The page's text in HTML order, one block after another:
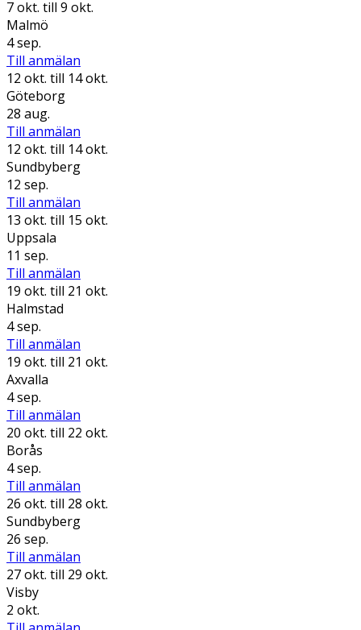
7 okt. till 9 okt.
Malmö
4 sep.
Till anmälan
12 okt. till 14 okt.
Göteborg
28 aug.
Till anmälan
12 okt. till 14 okt.
Sundbyberg
12 sep.
Till anmälan
13 okt. till 15 okt.
Uppsala
11 sep.
Till anmälan
19 okt. till 21 okt.
Halmstad
4 sep.
Till anmälan
19 okt. till 21 okt.
Axvalla
4 sep.
Till anmälan
20 okt. till 22 okt.
Borås
4 sep.
Till anmälan
26 okt. till 28 okt.
Sundbyberg
26 sep.
Till anmälan
27 okt. till 29 okt.
Visby
2 okt.